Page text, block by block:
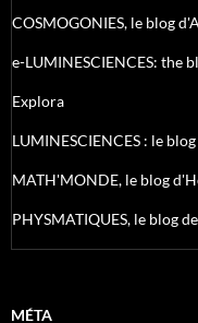
COSMOGONIES, le blog
e-LUMINESCIENCES: the
Explora
LUMINESCIENCES : le
MATH'MONDE, le blog
PHYSMATIQUES, le blog
MÉTA